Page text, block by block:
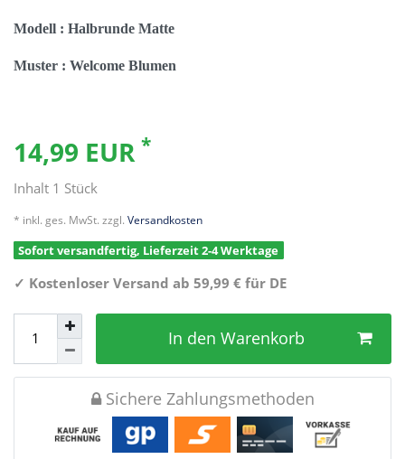
Modell : Halbrunde Matte
Muster : Welcome Blumen
14,99 EUR *
Inhalt 1 Stück
* inkl. ges. MwSt. zzgl. Versandkosten
Sofort versandfertig, Lieferzeit 2-4 Werktage
✓ Kostenloser Versand ab 59,99 € für DE
In den Warenkorb
Sichere Zahlungsmethoden